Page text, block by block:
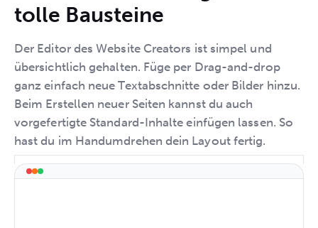
tolle Bausteine
Der Editor des Website Creators ist simpel und
übersichtlich gehalten. Füge per Drag-and-drop
ganz einfach neue Textabschnitte oder Bilder hinzu.
Beim Erstellen neuer Seiten kannst du auch
vorgefertigte Standard-Inhalte einfügen lassen. So
hast du im Handumdrehen dein Layout fertig.